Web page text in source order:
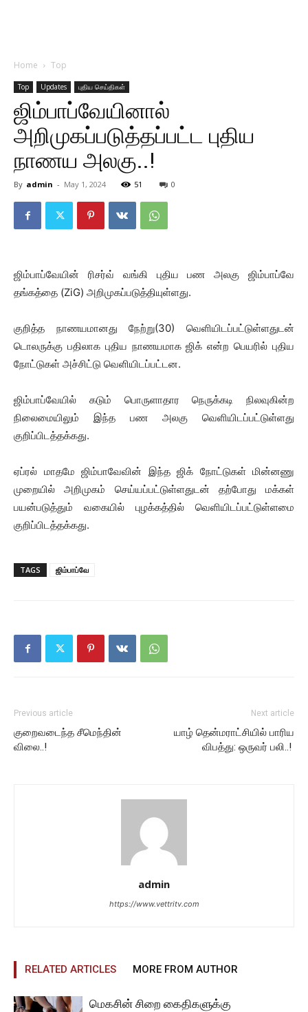
Home Top
Top Updates புதிய செய்திகள்
ஜிம்பாப்வேயினால்
அறிமுகப்படுத்தப்பட்ட புதிய
நாணய அலகு..!
By admin - May 1, 2024 51 0
ஜிம்பாப்வேயின் ரிசர்வ் வங்கி புதிய பண அலகு ஜிம்பாப்வே
தங்கத்தை (ZiG) அறிமுகப்படுத்தியுள்ளது.
குறித்த நாணயமானது நேற்று(30) வெளியிடப்பட்டுள்ளதுடன்
டொலருக்கு பதிலாக புதிய நாணயமாக ஜிக் என்ற பெயரில் புதிய
நோட்டுகள் அச்சிட்டு வெளியிடப்பட்டன.
ஜிம்பாப்வேயில் கடும் பொருளாதார நெருக்கடி நிலவுகின்ற
நிலைமையிலும் இந்த பண அலகு வெளியிடப்பட்டுள்ளது
குறிப்பிடத்தக்கது.
ஏப்ரல் மாதமே ஜிம்பாவேவின் இந்த ஜிக் நோட்டுகள் மின்னணு
முறையில் அறிமுகம் செய்யப்பட்டுள்ளதுடன் தற்போது மக்கள்
பயன்படுத்தும் வகையில் புழக்கத்தில் வெளியிடப்பட்டுள்ளமை
குறிப்பிடத்தக்கது.
TAGS ஜிம்பாப்வே
Previous article
குறைவடைந்த சீமெந்தின்
விலை..!
Next article
யாழ் தென்மராட்சியில் பாரிய
விபத்து: ஒருவர் பலி..!
admin
https://www.vettritv.com
RELATED ARTICLES MORE FROM AUTHOR
மெகசின் சிறை கைதிகளுக்கு